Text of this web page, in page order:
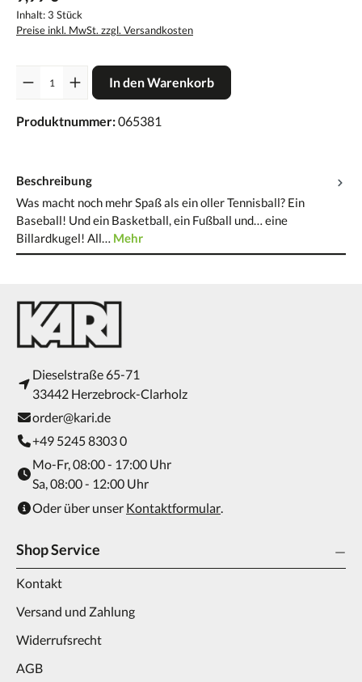
Inhalt: 3 Stück
Preise inkl. MwSt. zzgl. Versandkosten
In den Warenkorb
Produktnummer:065381
Beschreibung
Was macht noch mehr Spaß als ein oller Tennisball? Ein
Baseball! Und ein Basketball, ein Fußball und… eine
Billardkugel! All… Mehr
Dieselstraße 65-71
33442 Herzebrock-Clarholz
order@kari.de
+49 5245 8303 0
Mo-Fr, 08:00 - 17:00 Uhr
Sa, 08:00 - 12:00 Uhr
Oder über unser Kontaktformular.
Shop Service
Kontakt
Versand und Zahlung
Widerrufsrecht
AGB